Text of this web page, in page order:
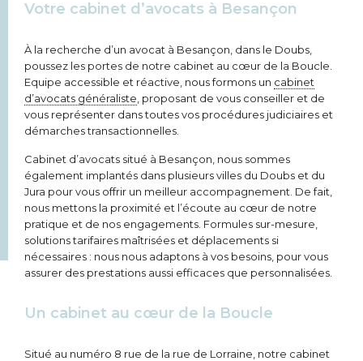
Votre cabinet d’avocats à Besançon
À la recherche d’un avocat à Besançon, dans le Doubs,
poussez les portes de notre cabinet au cœur de la Boucle.
Equipe accessible et réactive, nous formons un cabinet
d’avocats généraliste , proposant de vous conseiller et de
vous représenter dans toutes vos procédures judiciaires et
démarches transactionnelles.
Cabinet d’avocats situé à Besançon, nous sommes
également implantés dans plusieurs villes du Doubs et du
Jura pour vous offrir un meilleur accompagnement. De fait,
nous mettons la proximité et l’écoute au cœur de notre
pratique et de nos engagements. Formules sur-mesure,
solutions tarifaires maîtrisées et déplacements si
nécessaires : nous nous adaptons à vos besoins, pour vous
assurer des prestations aussi efficaces que personnalisées.
Un cabinet au cœur de la Boucle
Situé au numéro 8 rue de la rue de Lorraine, notre cabinet